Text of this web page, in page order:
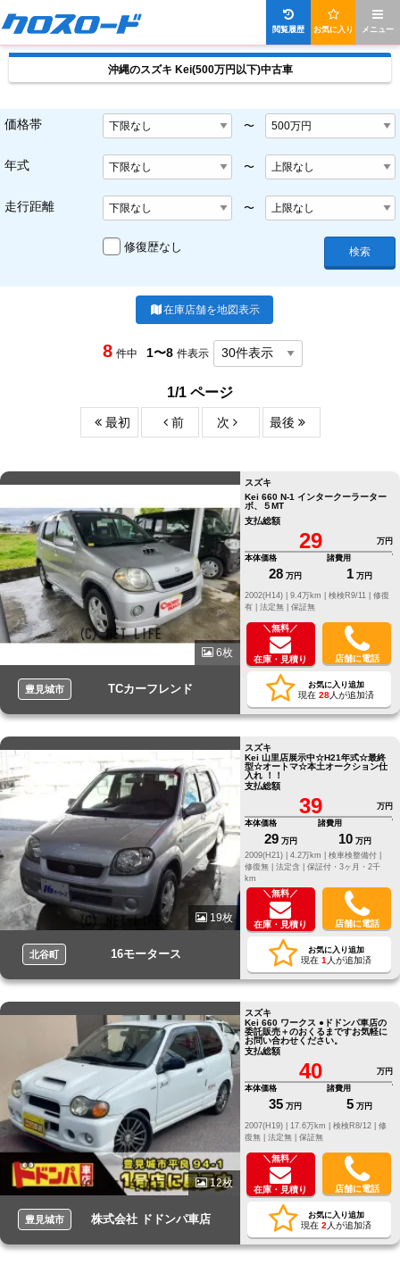
メニュー
お気に入り
閲覧履歴
沖縄のスズキ Kei(500万円以下)中古車
価格帯 〜
年式 〜
走行距離 〜
修復歴なし 検索
在庫店舗を地図表示
8 件中 1〜8 件表示
1/1 ページ
最初 前 次 最後
6枚
豊見城市 TCカーフレンド
スズキ
Kei 660 N-1 インタークーラーター
ボ、５MT
支払総額
29
万円
本体価格
28 万円
諸費用
1 万円
修復
有 | 法定無 | 保証無
＼無料／
在庫・見積り 店舗に電話
お気に入り追加
現在 28人が追加済
19枚
北谷町 16モータース
スズキ
Kei 山里店展示中☆H21年式☆最終
型☆オートマ☆本土オークション仕
入れ ！！
支払総額
39
万円
本体価格
29 万円
諸費用
10 万円
2009(H21) |
4.2万km |
検車検整備付 |
修復無 | 法定含 | 保証付・3ヶ月・2千
km
＼無料／
在庫・見積り 店舗に電話
お気に入り追加
現在 1 人が追加済
12枚
豊見城市 株式会社 ドドンパ車店
スズキ
Kei 660 ワークス ●ドドンパ車店の
委託販売＋のおくるまですお気軽に
お問い合わせください。
支払総額
40
万円
本体価格
35 万円
諸費用
5 万円
修
復無 | 法定無 | 保証無
＼無料／
在庫・見積り 店舗に電話
お気に入り追加
現在 2 人が追加済